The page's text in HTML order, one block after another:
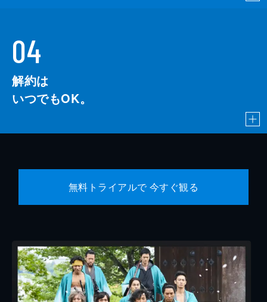
04
解約は
いつでもOK。
無料トライアルで 今すぐ観る